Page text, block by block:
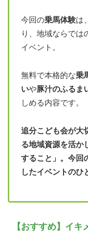
今回の乗馬体験は
り、地域ならでは
イベント。
無料で本格的な乗
いや豚汁のふるま
しめる内容です。
追分こども会が大
る地域資源を活か
すること」。今回
したイベントのひ
【おすすめ】イ